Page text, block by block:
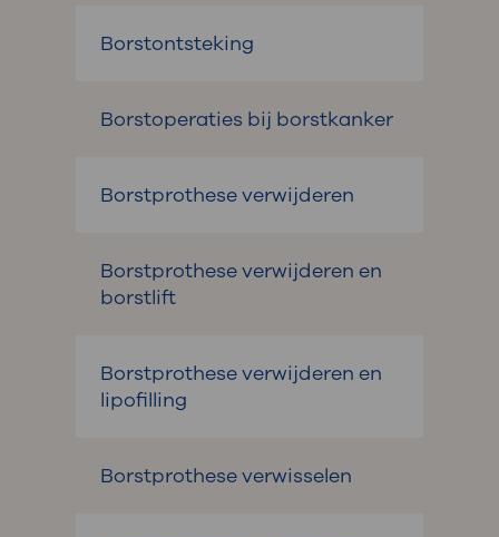
Borstontsteking
Borstoperaties bij borstkanker
Borstprothese verwijderen
Borstprothese verwijderen en
borstlift
Borstprothese verwijderen en
lipofilling
Borstprothese verwisselen